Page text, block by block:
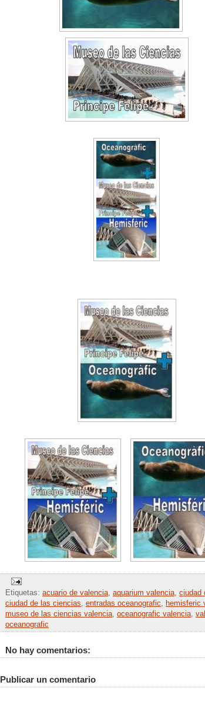
Etiquetas: acuario de valencia, aquarium valencia, ciudad
ciudad de las ciencias, entradas oceanografic, hemisferic
museo de las ciencias valencia, oceanografic valencia,
oceanografic
No hay comentarios:
Publicar un comentario